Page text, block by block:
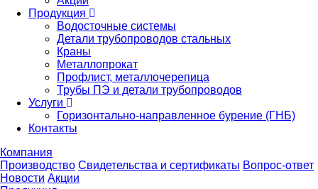
Продукция
Водосточные системы
Детали трубопроводов стальных
Краны
Металлопрокат
Профлист, металлочерепица
Трубы ПЭ и детали трубопроводов
Услуги
Горизонтально-направленное бурение (ГНБ)
Контакты
Компания
Производство Свидетельства и сертификаты Вопрос-ответ
Новости Акции